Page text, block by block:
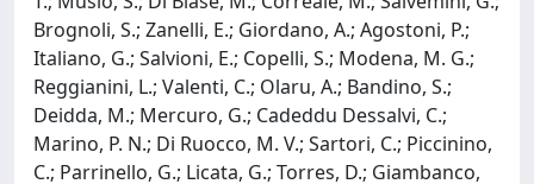
Brognoli, S.; Zanelli, E.; Giordano, A.; Agostoni, P.;
Italiano, G.; Salvioni, E.; Copelli, S.; Modena, M. G.;
Reggianini, L.; Valenti, C.; Olaru, A.; Bandino, S.;
Deidda, M.; Mercuro, G.; Cadeddu Dessalvi, C.;
Marino, P. N.; Di Ruocco, M. V.; Sartori, C.; Piccinino,
C.; Parrinello, G.; Licata, G.; Torres, D.; Giambanco,